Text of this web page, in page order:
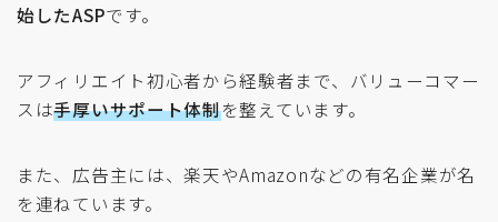
始したASPです。
アフィリエイト初心者から経験者まで、バリューコマー
スは手厚いサポート体制を整えています。
また、広告主には、楽天やAmazonなどの有名企業が名
を連ねています。